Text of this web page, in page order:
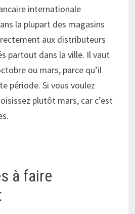
internationale
la plupart des magasins
aux distributeurs
partout dans la ville. Il vaut
ou mars, parce qu’il
période. Si vous voulez
plutôt mars, car c’est
à faire